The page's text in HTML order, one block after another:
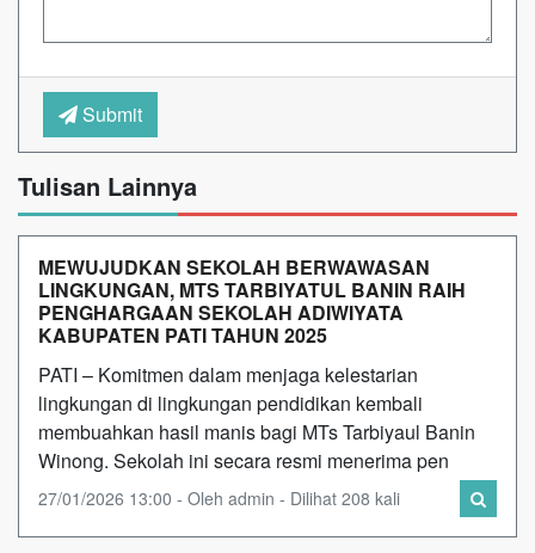
Submit
Tulisan Lainnya
MEWUJUDKAN SEKOLAH BERWAWASAN
LINGKUNGAN, MTS TARBIYATUL BANIN RAIH
PENGHARGAAN SEKOLAH ADIWIYATA
KABUPATEN PATI TAHUN 2025
PATI – Komitmen dalam menjaga kelestarian
lingkungan di lingkungan pendidikan kembali
membuahkan hasil manis bagi MTs Tarbiyaul Banin
Winong. Sekolah ini secara resmi menerima pen
27/01/2026 13:00 - Oleh admin - Dilihat 208 kali